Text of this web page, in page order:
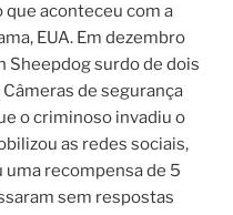
que aconteceu com a
EUA. Em dezembro
Sheepdog surdo de dois
de segurança
o criminoso invadiu o
as redes sociais,
recompensa de 5
sem respostas